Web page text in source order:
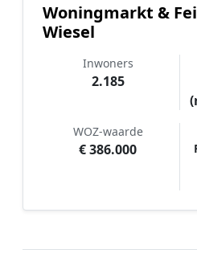
Woningmarkt &
Wiesel
Inwoners
2.185
WOZ-waarde
€ 386.000